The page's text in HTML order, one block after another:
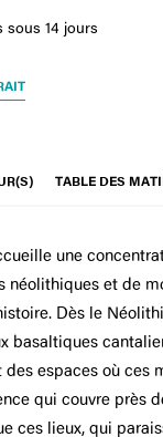
sous 14 jours
TABLE DES
une
néolithiques et de
Dès le
basaltiques
espaces où ces
qui couvre près
ces lieux, qui